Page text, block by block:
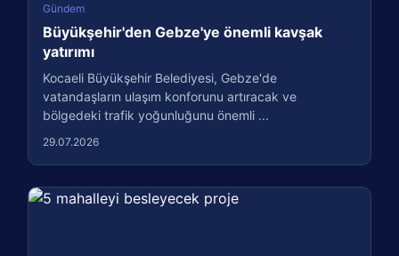
Gündem
Büyükşehir'den Gebze'ye önemli kavşak
yatırımı
Kocaeli Büyükşehir Belediyesi, Gebze'de
vatandaşların ulaşım konforunu artıracak ve
bölgedeki trafik yoğunluğunu önemli ...
29.07.2026